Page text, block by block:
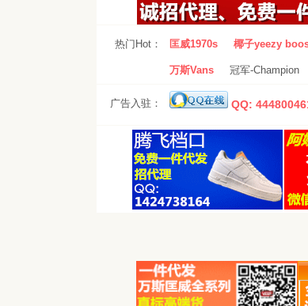
热门Hot： 匡威1970s 椰子yeezy
万斯Vans 冠军-Champion
广告入驻： QQ: